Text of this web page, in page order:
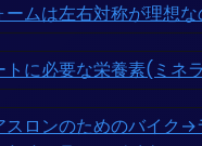
ームは左右対称が理想な
トに必要な栄養素(ミネ
スロンのためのバイク